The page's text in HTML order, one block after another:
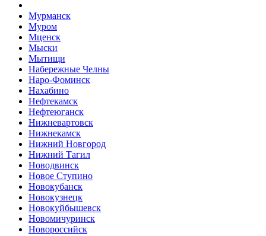
Мурманск
Муром
Мценск
Мыски
Мытищи
Набережные Челны
Наро-Фоминск
Нахабино
Нефтекамск
Нефтеюганск
Нижневартовск
Нижнекамск
Нижний Новгород
Нижний Тагил
Новодвинск
Новое Ступино
Новокубанск
Новокузнецк
Новокуйбышевск
Новомичуринск
Новороссийск